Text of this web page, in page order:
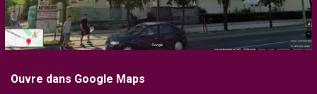
Ouvre dans Google Maps